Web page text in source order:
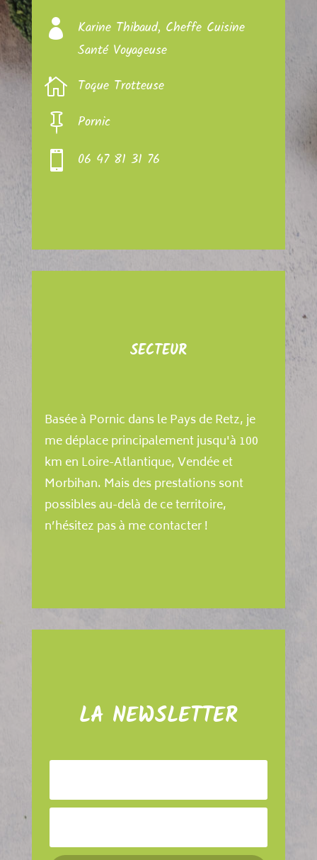

Karine Thibaud, Cheffe Cuisine
Santé Voyageuse
 Toque Trotteuse
 Pornic
 06 47 81 31 76
SECTEUR
Basée à Pornic dans le Pays de Retz, je
me déplace principalement jusqu'à 100
km en Loire-Atlantique, Vendée et
Morbihan. Mais des prestations sont
possibles au-delà de ce territoire,
n’hésitez pas à me contacter !
LA NEWSLETTER